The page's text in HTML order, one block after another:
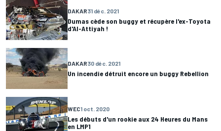
DAKAR31 déc. 2021
Dumas cède son buggy et récupère l'ex-Toyota
d'Al-Attiyah !
DAKAR30 déc. 2021
Un incendie détruit encore un buggy Rebellion
WEC1 oct. 2020
Les débuts d'un rookie aux 24 Heures du Mans
en LMP1